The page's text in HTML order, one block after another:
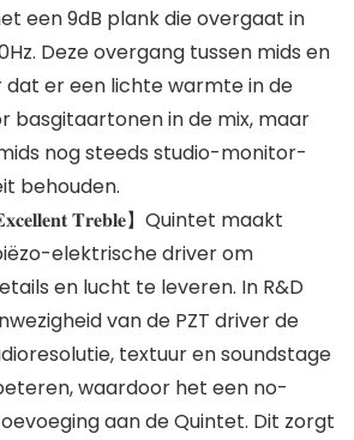
een 9dB plank die overgaat in
Deze overgang tussen mids en
dat er een lichte warmte in de
basgitaartonen in de mix, maar
nog steeds studio-monitor-
behouden.
𝐓𝐫𝐞𝐛𝐥𝐞】Quintet maakt
elektrische driver om
en lucht te leveren. In R&D
van de PZT driver de
textuur en soundstage
waardoor het een no-
aan de Quintet. Dit zorgt